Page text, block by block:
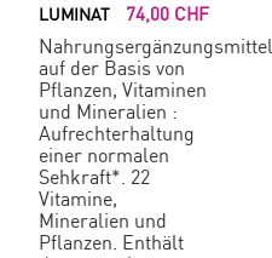
LUMINAT
74,00 CHF
Nahrungsergänzungsmittel
auf der Basis von
Pflanzen, Vitaminen
und Mineralien :
Aufrechterhaltung
einer normalen
Sehkraft*. 22
Vitamine,
Mineralien und
Pflanzen. Enthält